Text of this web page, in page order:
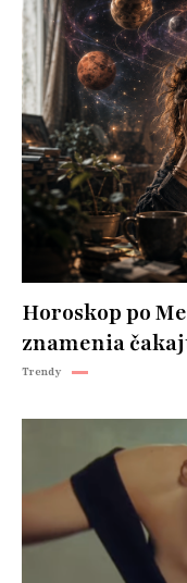
Horoskop po
znamenia
Trendy